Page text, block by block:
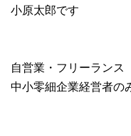
小原太郎です
自営業・フリーランス
中小零細企業経営者の